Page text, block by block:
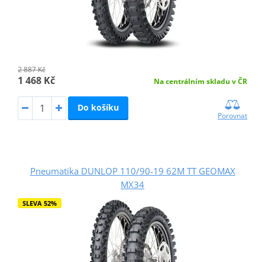
2 887 Kč
1 468 Kč Na centrálním skladu v ČR
Do košíku
Porovnat
Pneumatika DUNLOP 110/90-19 62M TT GEOMAX
MX34
SLEVA 52%